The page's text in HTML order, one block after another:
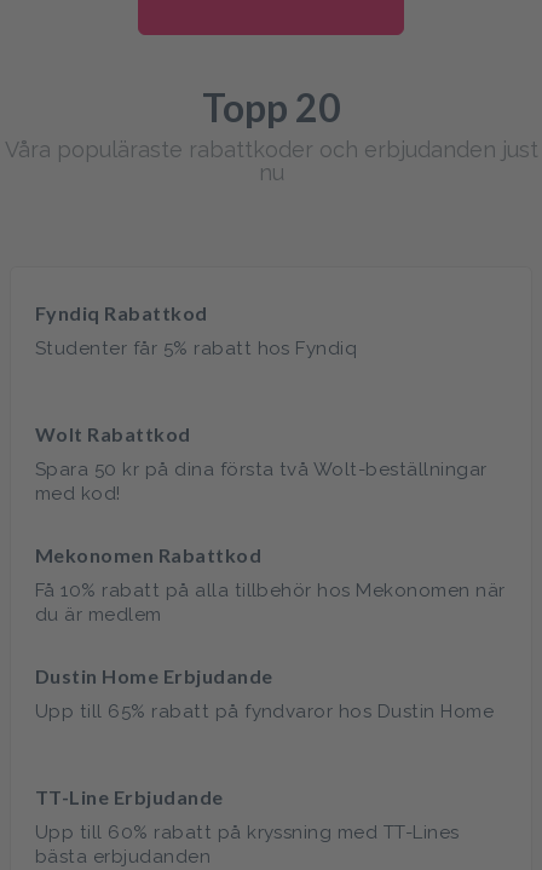
Topp 20
Våra populäraste rabattkoder och erbjudanden just
nu
Fyndiq Rabattkod
Studenter får 5% rabatt hos Fyndiq
Wolt Rabattkod
Spara 50 kr på dina första två Wolt-beställningar
med kod!
Mekonomen Rabattkod
Få 10% rabatt på alla tillbehör hos Mekonomen när
du är medlem
Dustin Home Erbjudande
Upp till 65% rabatt på fyndvaror hos Dustin Home
TT-Line Erbjudande
Upp till 60% rabatt på kryssning med TT-Lines
bästa erbjudanden